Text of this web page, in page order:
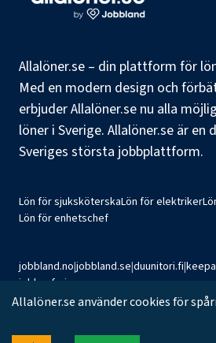
Allalöner.se – din plattform för
Med en modern design och
erbjuder Allalöner.se nu alla
löner i Sverige. Allalöner.se är en
Sveriges största jobbplattform.
Lön för sjuksköterskaLön för elektriker
Lön för enhetschef
jobbland.no|jobbland.se|duunitori.fi|
jobbsafari.no
©2026 Jobbland AB
Allalöner.se använder cookies för